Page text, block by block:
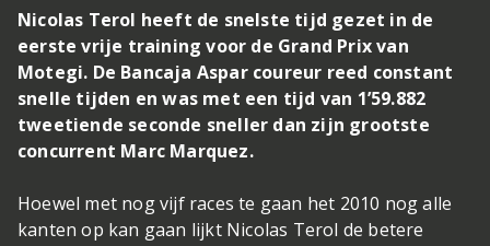
Nicolas Terol heeft de snelste tijd gezet in de
eerste vrije training voor de Grand Prix van
Motegi. De Bancaja Aspar coureur reed constant
snelle tijden en was met een tijd van 1’59.882
tweetiende seconde sneller dan zijn grootste
concurrent Marc Marquez.
Hoewel met nog vijf races te gaan het 2010 nog alle
kanten op kan gaan lijkt Nicolas Terol de betere